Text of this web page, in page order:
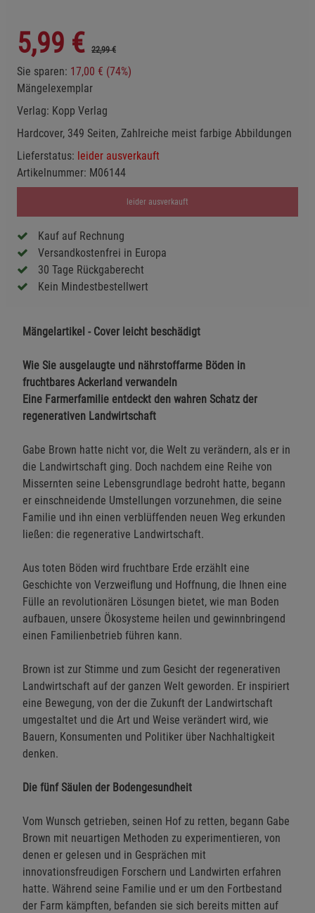
5,99 € 22,99 €
Sie sparen: 17,00 € (74%)
Mängelexemplar
Verlag: Kopp Verlag
Hardcover, 349 Seiten, Zahlreiche meist farbige Abbildungen
Lieferstatus: leider ausverkauft
Artikelnummer: M06144
leider ausverkauft
Kauf auf Rechnung
Versandkostenfrei in Europa
30 Tage Rückgaberecht
Kein Mindestbestellwert
Mängelartikel - Cover leicht beschädigt
Wie Sie ausgelaugte und nährstoffarme Böden in
fruchtbares Ackerland verwandeln
Eine Farmerfamilie entdeckt den wahren Schatz der
regenerativen Landwirtschaft
Gabe Brown hatte nicht vor, die Welt zu verändern, als er in
die Landwirtschaft ging. Doch nachdem eine Reihe von
Missernten seine Lebensgrundlage bedroht hatte, begann
er einschneidende Umstellungen vorzunehmen, die seine
Familie und ihn einen verblüffenden neuen Weg erkunden
ließen: die regenerative Landwirtschaft.
Aus toten Böden wird fruchtbare Erde erzählt eine
Geschichte von Verzweiflung und Hoffnung, die Ihnen eine
Fülle an revolutionären Lösungen bietet, wie man Boden
aufbauen, unsere Ökosysteme heilen und gewinnbringend
einen Familienbetrieb führen kann.
Brown ist zur Stimme und zum Gesicht der regenerativen
Landwirtschaft auf der ganzen Welt geworden. Er inspiriert
eine Bewegung, von der die Zukunft der Landwirtschaft
umgestaltet und die Art und Weise verändert wird, wie
Bauern, Konsumenten und Politiker über Nachhaltigkeit
denken.
Die fünf Säulen der Bodengesundheit
Vom Wunsch getrieben, seinen Hof zu retten, begann Gabe
Brown mit neuartigen Methoden zu experimentieren, von
denen er gelesen und in Gesprächen mit
innovationsfreudigen Forschern und Landwirten erfahren
hatte. Während seine Familie und er um den Fortbestand
der Farm kämpften, befanden sie sich bereits mitten auf